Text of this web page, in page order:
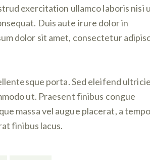
exercitation ullamco laboris nisi
Duis aute irure dolor in
dolor sit amet, consectetur
porta. Sed eleifend
ut. Praesent finibus congue
massa vel augue placerat, a
finibus lacus.